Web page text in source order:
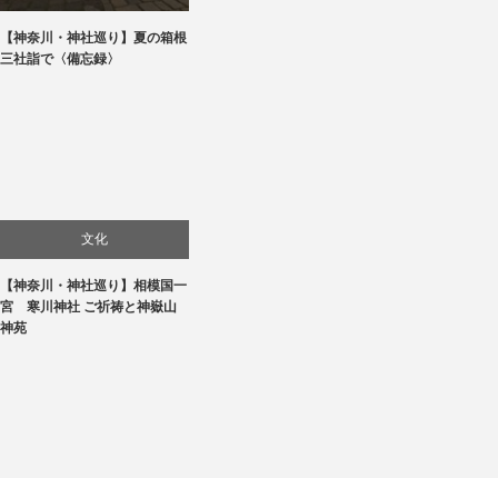
【神奈川・神社巡り】夏の箱根
三社詣で〈備忘録〉
文化
旅行
【神奈川・神社巡り】相模国一
宮 寒川神社 ご祈祷と神嶽山
神苑